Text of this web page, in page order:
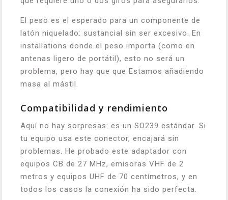
El peso es el esperado para un componente de
latón niquelado: sustancial sin ser excesivo. En
installations donde el peso importa (como en
antenas ligero de portátil), esto no será un
problema, pero hay que que Estamos añadiendo
masa al mástil.
Compatibilidad y rendimiento
Aquí no hay sorpresas: es un SO239 estándar. Si
tu equipo usa este conector, encajará sin
problemas. He probado este adaptador con
equipos CB de 27 MHz, emisoras VHF de 2
metros y equipos UHF de 70 centímetros, y en
todos los casos la conexión ha sido perfecta.